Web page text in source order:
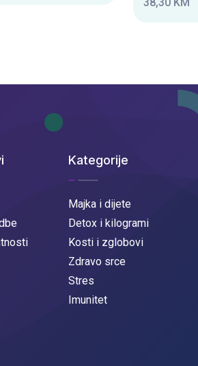
Kategorije
Majka i dijete
Detox i kilogrami
Kosti i zglobovi
Zdravo srce
Stres
Imunitet